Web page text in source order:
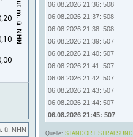
ü. NHN
06.08.2026 21:36: 508
06.08.2026 21:37: 508
06.08.2026 21:38: 508
06.08.2026 21:39: 507
06.08.2026 21:40: 507
06.08.2026 21:41: 507
06.08.2026 21:42: 507
06.08.2026 21:43: 507
06.08.2026 21:44: 507
06.08.2026 21:45: 507
Quelle: STANDORT STRALSUND